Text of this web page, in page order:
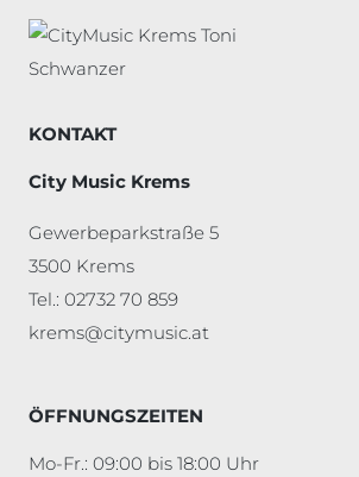
KONTAKT
City Music Krems
Gewerbeparkstraße 5
3500 Krems
Tel.: 02732 70 859
krems@citymusic.at
ÖFFNUNGSZEITEN
Mo-Fr.: 09:00 bis 18:00 Uhr